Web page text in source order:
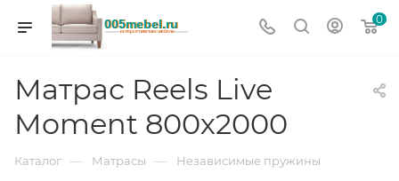
0
Матрас Reels Live
Moment 800х2000
Каталог — Матрасы — Независимые пружины